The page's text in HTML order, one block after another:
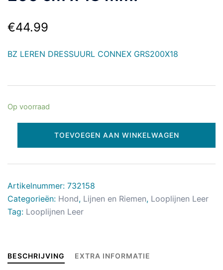
€44.99
BZ LEREN DRESSUURL CONNEX GRS200X18
Op voorraad
TOEVOEGEN AAN WINKELWAGEN
Artikelnummer: 732158
Categorieën: Hond, Lijnen en Riemen, Looplijnen Leer
Tag: Looplijnen Leer
BESCHRIJVING EXTRA INFORMATIE